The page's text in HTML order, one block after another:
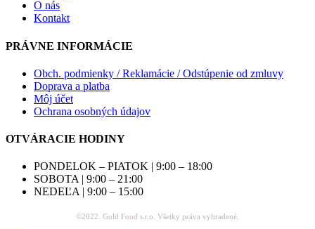
O nás
Kontakt
PRÁVNE INFORMÁCIE
Obch. podmienky / Reklamácie / Odstúpenie od zmluvy
Doprava a platba
Môj účet
Ochrana osobných údajov
OTVÁRACIE HODINY
PONDELOK – PIATOK | 9:00 – 18:00
SOBOTA | 9:00 – 21:00
NEDEĽA | 9:00 – 15:00
©2022. Gold Food s.r.o. Všetky práva vyhradené.